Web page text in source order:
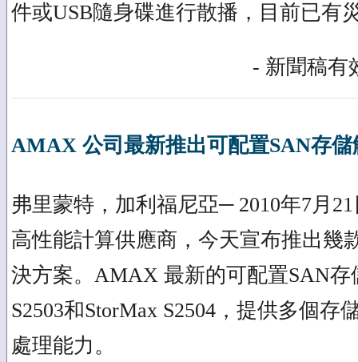
件或USB隨身碟進行散播，目前已有
- 新聞稿有
AMAX 公司最新推出可配置SAN存儲
弗里蒙特，加利福尼亞─ 2010年7月
高性能計算供應商，今天宣布推出幾
決方案。AMAX 最新的可配置SAN存
S2503和StorMax S2504，提供多個存
處理能力。